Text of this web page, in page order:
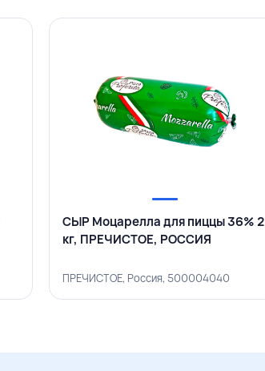
СЫР Моцарелла для пиццы 36% 2
кг, ПРЕЧИСТОЕ, РОССИЯ
ПРЕЧИСТОЕ, Россия, 500004040